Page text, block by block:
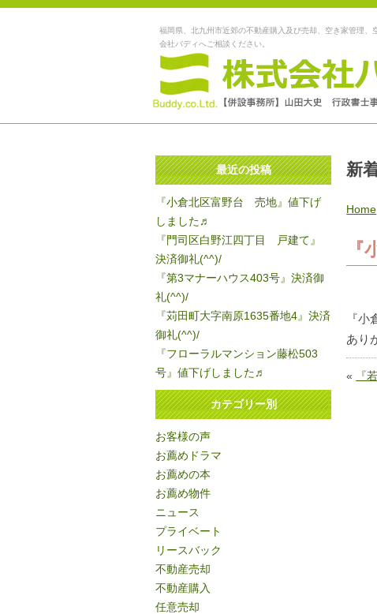
福岡県、北九州市近郊の不動産購入及び売却、空き家管理
会社バディへご相談ください。
新
Home
『
あり
« 『
最近の投稿
『小倉北区富野台 売地』値下げ
しました♬
『門司区白野江四丁目 戸建て』
決済御礼(^^)/
『第3マナーハウス403号』決済御
礼(^^)/
『苅田町大字南原1635番地4』決済
御礼(^^)/
『フローラルマンション藤松503
号』値下げしました♬
カテゴリー別
お客様の声
お薦めドラマ
お薦めの本
お薦め物件
ニュース
プライベート
リースバック
不動産売却
不動産購入
任意売却